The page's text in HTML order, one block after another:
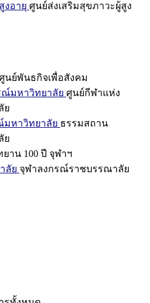
งอายุ ศูนย์ส่งเสริมสุขภาวะผู้สูง
นย์พันธกิจเพื่อสังคม
ณ์มหาวิทยาลัย ศูนย์กีฬาแห่ง
ย
มหาวิทยาลัย ธรรมสถาน
ย
ยาน 100 ปี จุฬาฯ
ลัย จุฬาลงกรณ์ราชบรรณาลัย